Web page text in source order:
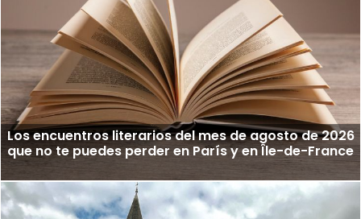
Los encuentros literarios del mes de agosto de 2026
que no te puedes perder en París y en Île-de-France